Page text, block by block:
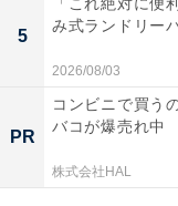
5
み式ランドリー
2026/08/03
PR
コンビニで買う
バコが爆売れ中
株式会社HAL